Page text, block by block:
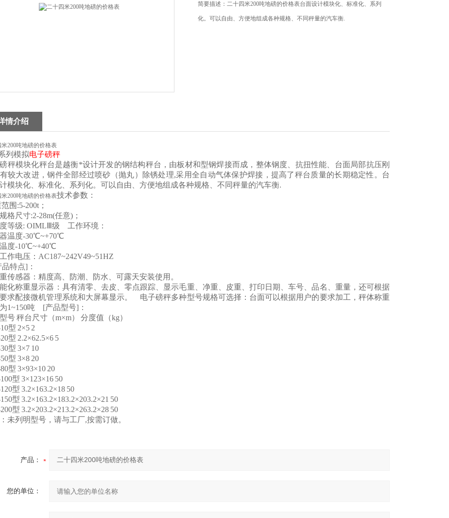
简要描述：二十四米200吨地磅的价格表台面设计模块化、标准化、系列
化。可以自由、方便地组成各种规格、不同秤量的汽车衡.
情介绍
200吨地磅的价格表
列模拟电子磅秤
秤模块化秤台是越衡*设计开发的钢结构秤台，由板材和型钢焊接而成，整体钢度、抗扭性能、台面局部抗压刚
较大改进，钢件全部经过喷砂（抛丸）除锈处理,采用全自动气体保护焊接，提高了秤台质量的长期稳定性。台
模块化、标准化、系列化。可以自由、方便地组成各种规格、不同秤量的汽车衡.
200吨地磅的价格表技术参数：
围:5-200t；
格尺寸:2-28m(任意)；
等级: OIMLⅢ级 工作环境：
器温度-30℃~+70℃
温度-10℃~+40℃
作电压：AC187~242V49~51HZ
品特点]：
传感器：精度高、防潮、防水、可露天安装使用。
化称重显示器：具有清零、去皮、零点跟踪、显示毛重、净重、皮重、打印日期、车号、品名、重量，还可根据
求配接微机管理系统和大屏幕显示。 电子磅秤多种型号规格可选择：台面可以根据用户的要求加工，秤体称重
1~150吨 [产品型号]：
号秤台尺寸（m×m）
分度值（kg）
型 2×5 2
型 2.2×62.5×6 5
型 3×7 10
型 3×8 20
型 3×93×10 20
型 3×123×16 50
型 3.2×163.2×18 50
型 3.2×163.2×183.2×203.2×21 50
型 3.2×203.2×213.2×263.2×28 50
未列明型号，请与工厂,按需订做。
产品：
您的单位：